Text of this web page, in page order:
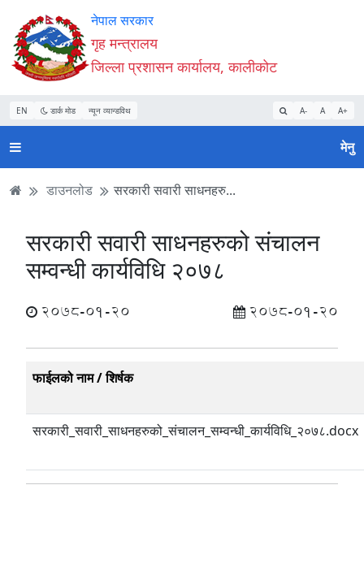
Accessibility
Mode
सुरु
गर्नुहोस्
सामाग्री
पढ्नुहाेस्
नेभिगेसन
पढ्नुहाेस्
वेबसाइट
खोजमा
जानुहोस्
नेपाल सरकार
गृह मन्त्रालय
जिल्ला प्रशासन कार्यालय, कालीकोट
EN डार्क मोड न्यून व्यान्डविथ A- A A+
मेनु
डाउनलोड सरकारी सवारी साधनहरु...
सरकारी सवारी साधनहरुको संचालन
सम्वन्धी कार्यविधि २०७८
2078-01-20 2078-01-20
फाईलको नाम / शिर्षक
सरकारी_सवारी_साधनहरुको_संचालन_सम्वन्धी_कार्यविधि_२०७८.docx